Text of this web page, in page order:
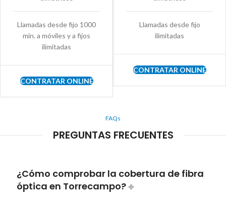
Llamadas desde fijo 1000
min. a móviles y a fijos
ilimitadas
CONTRATAR ONLINE
Llamadas desde fijo
ilimitadas
CONTRATAR ONLINE
FAQs
PREGUNTAS FRECUENTES
¿Cómo comprobar la cobertura de fibra
óptica en Torrecampo?